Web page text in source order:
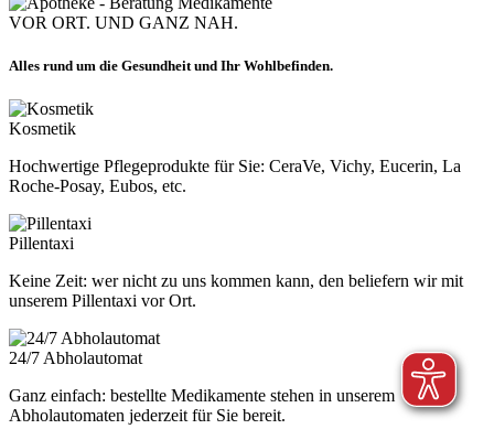
VOR ORT. UND GANZ NAH.
Alles rund um die Gesundheit und Ihr Wohlbefinden.
Kosmetik
Hochwertige Pflegeprodukte für Sie: CeraVe, Vichy, Eucerin, La
Roche-Posay, Eubos, etc.
Pillentaxi
Keine Zeit: wer nicht zu uns kommen kann, den beliefern wir mit
unserem Pillentaxi vor Ort.
24/7 Abholautomat
Ganz einfach: bestellte Medikamente stehen in unserem
Abholautomaten jederzeit für Sie bereit.